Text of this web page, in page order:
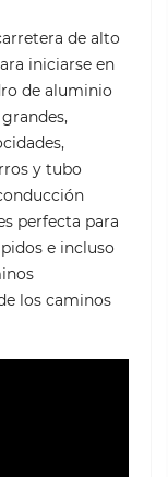
de alto
iniciarse en
de aluminio
y tubo
perfecta para
e incluso
los caminos